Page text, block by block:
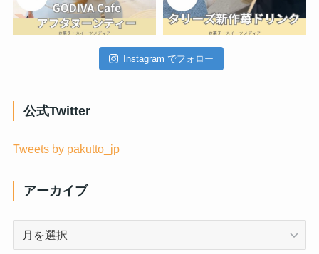
Instagram でフォロー
公式Twitter
Tweets by pakutto_jp
アーカイブ